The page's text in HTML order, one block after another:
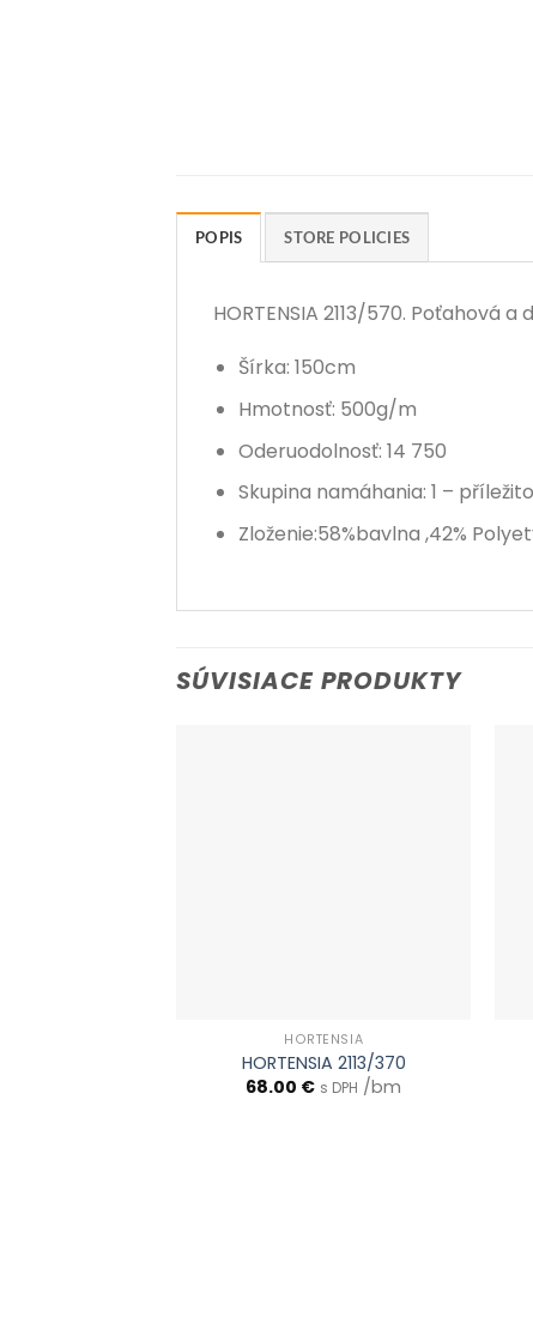
POPIS STORE POLICIES
HORTENSIA 2113/570.
Šírka: 150cm
Hmotnosť: 500g/m
Oderuodolnosť: 14 750
Skupina namáhania: 1 –
Zloženie:58%bavlna ,42%
SÚVISIACE PRODUKTY
HORTENSIA
HORTENSIA 2113/370
68.00 € s DPH /bm